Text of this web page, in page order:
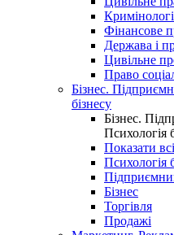
Фінансове
Держава і
Цивільне
Право
Бізнес.
бізнесу
Бізнес.
Психологія
Показати всі
Психологія
Бізнес
Торгівля
Продажі